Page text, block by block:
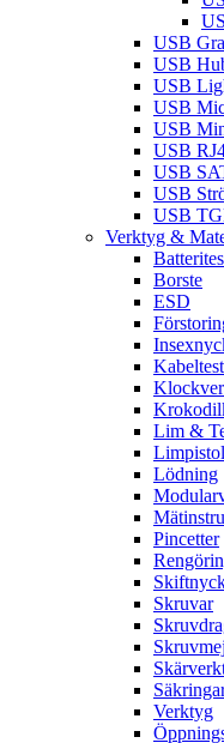
USB
USB
USB
USB
USB
USB
USB
USB
USB
Verktyg &
Borste
ESD
Lim &
Limpistol
Lödning
Pincetter
Skruvar
Verktyg